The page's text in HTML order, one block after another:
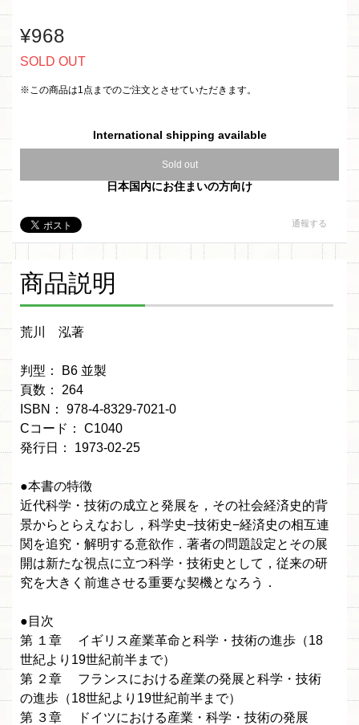
¥968
SOLD OUT
※この商品は1点までのご注文とさせていただきます。
International shipping available
Sold out
日本国内にお住まいの方向け
通報する
商品説明
荒川 泓著
判型： B6 並製
頁数： 264
ISBN： 978-4-8329-7021-0
Cコード： C1040
発行日： 1973-02-25
●本書の特徴
近代科学・技術の成立と発展を，その社会経済史的背
景からとらえなおし，科学史−技術史−経済史の相互連
関を追究・解明する意欲作．著者の問題設定とその展
開は新たな視点に立つ科学・技術史として，従来の研
究を大きく前進させる重要な契機となろう．
●目次
第 １章 イギリス産業革命と科学・技術の進歩（18
世紀より19世紀前半まで）
第 ２章 フランスにおける産業の発展と科学・技術
の進歩（18世紀より19世紀前半まで）
第 ３章 ドイツにおける産業・科学・技術の発展